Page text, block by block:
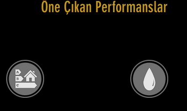
Öne Çıkan Performanslar